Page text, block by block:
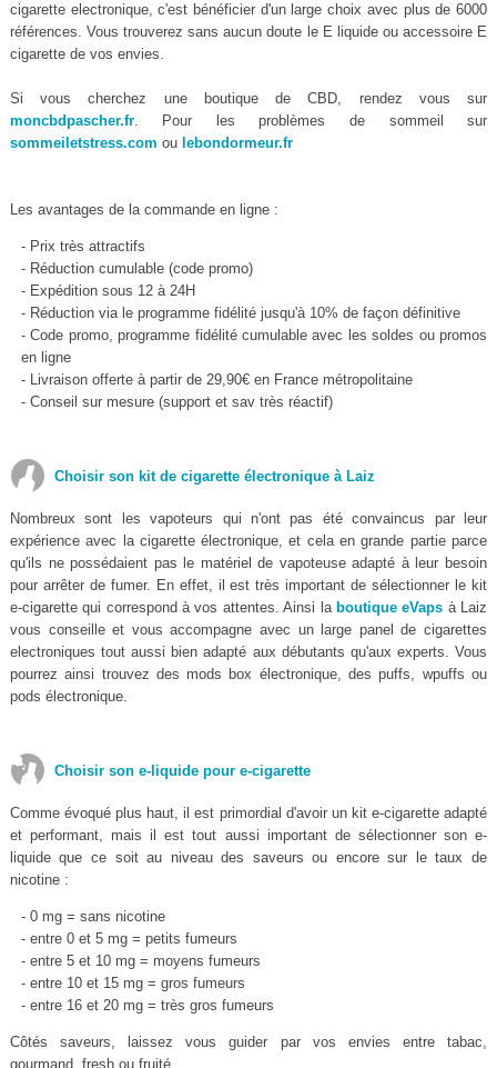
cigarette electronique, c'est bénéficier d'un large choix avec plus de 6000
références. Vous trouverez sans aucun doute le E liquide ou accessoire E
cigarette de vos envies.
Si vous cherchez une boutique de CBD, rendez vous sur
moncbdpascher.fr. Pour les problèmes de sommeil sur
sommeiletstress.com ou lebondormeur.fr
Les avantages de la commande en ligne :
- Prix très attractifs
- Réduction cumulable (code promo)
- Expédition sous 12 à 24H
- Réduction via le programme fidélité jusqu'à 10% de façon définitive
- Code promo, programme fidélité cumulable avec les soldes ou promos
en ligne
- Livraison offerte à partir de 29,90€ en France métropolitaine
- Conseil sur mesure (support et sav très réactif)
Choisir son kit de cigarette électronique à Laiz
Nombreux sont les vapoteurs qui n'ont pas été convaincus par leur
expérience avec la cigarette électronique, et cela en grande partie parce
qu'ils ne possédaient pas le matériel de vapoteuse adapté à leur besoin
pour arrêter de fumer. En effet, il est très important de sélectionner le kit
e-cigarette qui correspond à vos attentes. Ainsi la boutique eVaps à Laiz
vous conseille et vous accompagne avec un large panel de cigarettes
electroniques tout aussi bien adapté aux débutants qu'aux experts. Vous
pourrez ainsi trouvez des mods box électronique, des puffs, wpuffs ou
pods électronique.
Choisir son e-liquide pour e-cigarette
Comme évoqué plus haut, il est primordial d'avoir un kit e-cigarette adapté
et performant, mais il est tout aussi important de sélectionner son e-
liquide que ce soit au niveau des saveurs ou encore sur le taux de
nicotine :
- 0 mg = sans nicotine
- entre 0 et 5 mg = petits fumeurs
- entre 5 et 10 mg = moyens fumeurs
- entre 10 et 15 mg = gros fumeurs
- entre 16 et 20 mg = très gros fumeurs
Côtés saveurs, laissez vous guider par vos envies entre tabac,
gourmand, fresh ou fruité.